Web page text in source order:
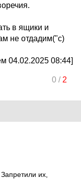
в ящики и
не отдадим("с)
04.02.2025 08:44]
0/ 2
их,